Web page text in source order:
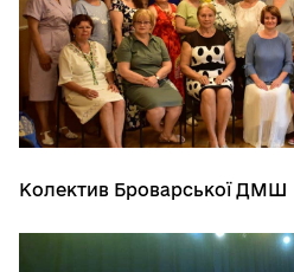
Колектив Броварської ДМШ